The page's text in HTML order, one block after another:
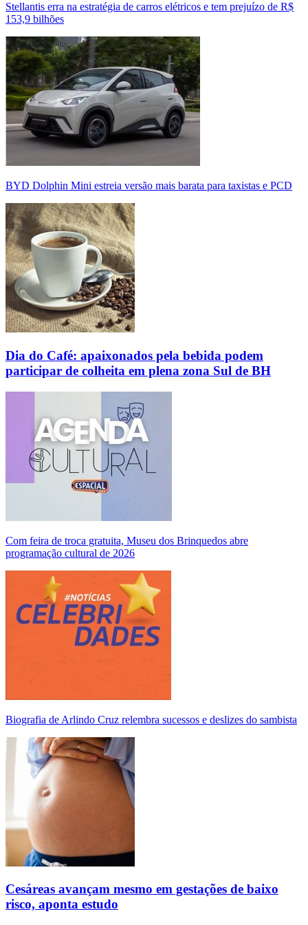
Stellantis erra na estratégia de carros elétricos e tem prejuízo de R$
153,9 bilhões
BYD Dolphin Mini estreia versão mais barata para taxistas e PCD
Dia do Café: apaixonados pela bebida podem
participar de colheita em plena zona Sul de BH
Com feira de troca gratuita, Museu dos Brinquedos abre
programação cultural de 2026
Biografia de Arlindo Cruz relembra sucessos e deslizes do sambista
Cesáreas avançam mesmo em gestações de baixo
risco, aponta estudo